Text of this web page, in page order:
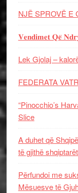
NJË SPROVË
𝐕𝐞𝐧𝐝𝐢𝐦𝐞𝐭 𝐐𝐞̈
Lek Gjolaj –
FEDERATA
“Pinocchio’s
Slice
A duhet që
të gjithë
Përfundoi me
Mësuesve të